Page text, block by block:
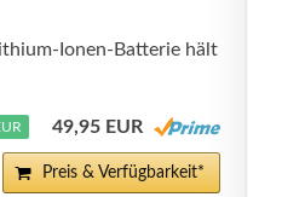
Ionen-Batterie hält
49,95 EUR
Preis & Verfügbarkeit*